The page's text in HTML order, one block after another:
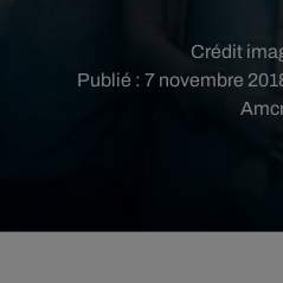
Publié : 7 novembre
Crédit